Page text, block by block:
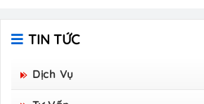
khảo sát tuyến cáp đến tối
ưu vật tư và đảm bảo kỹ
thuật vận hành lâu dài.
TIN TỨC
Dịch Vụ